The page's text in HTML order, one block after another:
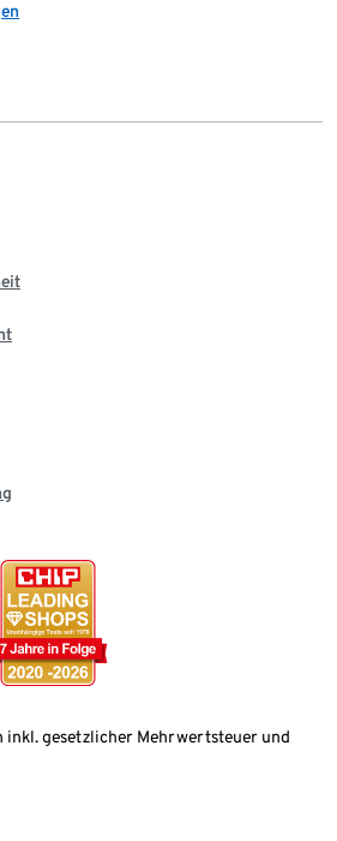
inkl. gesetzlicher Mehrwertsteuer und